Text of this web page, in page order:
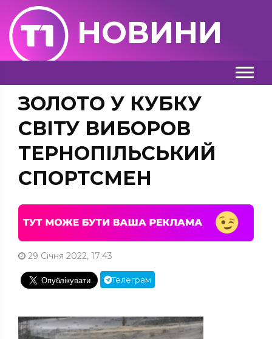
НОВИНИ
ЗОЛОТО У КУБКУ
СВІТУ ВИБОРОВ
ТЕРНОПІЛЬСЬКИЙ
СПОРТСМЕН
29 Січня 2022, 17:43
Телеграм